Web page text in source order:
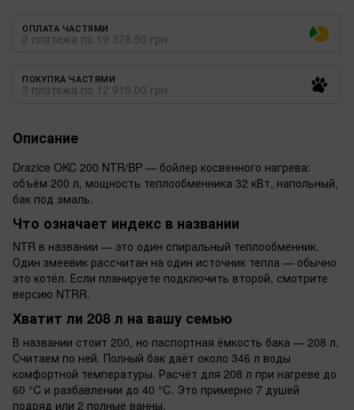
ОПЛАТА ЧАСТЯМИ
2 платежа по 19 378.50 грн
ПОКУПКА ЧАСТЯМИ
3 платежа по 12 919.00 грн
Описание
Drazice OKC 200 NTR/BP — бойлер косвенного нагрева:
объём 200 л, мощность теплообменника 32 кВт, напольный,
бак под эмаль.
Что означает индекс в названии
NTR в названии — это один спиральный теплообменник.
Один змеевик рассчитан на один источник тепла — обычно
это котёл. Если планируете подключить второй, смотрите
версию NTRR.
Хватит ли 208 л на вашу семью
В названии стоит 200, но паспортная ёмкость бака — 208 л.
Считаем по ней. Полный бак даёт около 346 л воды
комфортной температуры. Расчёт для 208 л при нагреве до
60 °C и разбавлении до 40 °C. Это примерно 7 душей
подряд или 2 полные ванны.